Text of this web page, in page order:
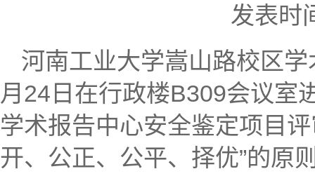
发表时
河南工业大学嵩山路校区
月24日在行政楼B309会议室
学术报告中心安全鉴定项目
开、公正、公平、择优”的原